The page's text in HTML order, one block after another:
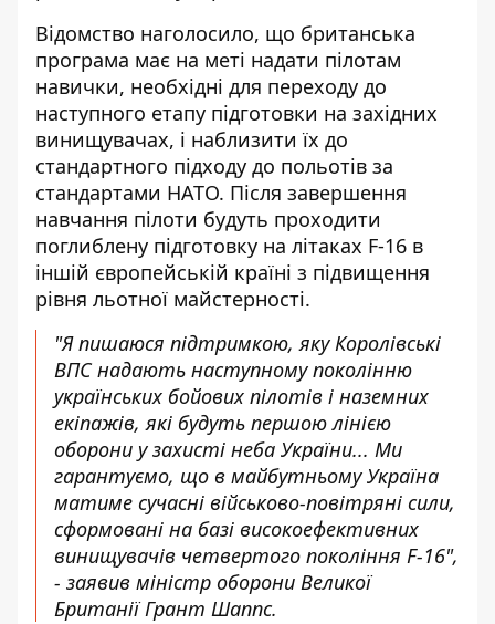
Відомство наголосило, що британська
програма має на меті надати пілотам
навички, необхідні для переходу до
наступного етапу підготовки на західних
винищувачах, і наблизити їх до
стандартного підходу до польотів за
стандартами НАТО. Після завершення
навчання пілоти будуть проходити
поглиблену підготовку на літаках F-16 в
іншій європейській країні з підвищення
рівня льотної майстерності.
"Я пишаюся підтримкою, яку Королівські
ВПС надають наступному поколінню
українських бойових пілотів і наземних
екіпажів, які будуть першою лінією
оборони у захисті неба України... Ми
гарантуємо, що в майбутньому Україна
матиме сучасні військово-повітряні сили,
сформовані на базі високоефективних
винищувачів четвертого покоління F-16",
- заявив міністр оборони Великої
Британії Грант Шаппс.